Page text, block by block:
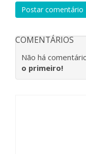
Postar comentário
COMENTÁRIOS
Não há
o primeiro!